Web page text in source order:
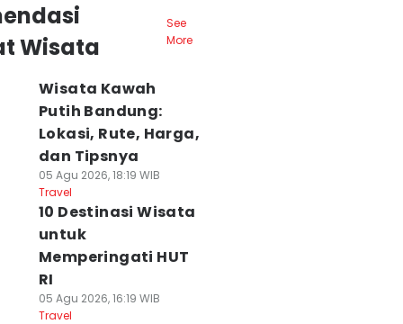
Wisata
See
More
Wisata Kawah
Putih Bandung:
Lokasi, Rute, Harga,
dan Tipsnya
05 Agu 2026, 18:19 WIB
Travel
10 Destinasi Wisata
untuk
Memperingati HUT
RI
05 Agu 2026, 16:19 WIB
Travel